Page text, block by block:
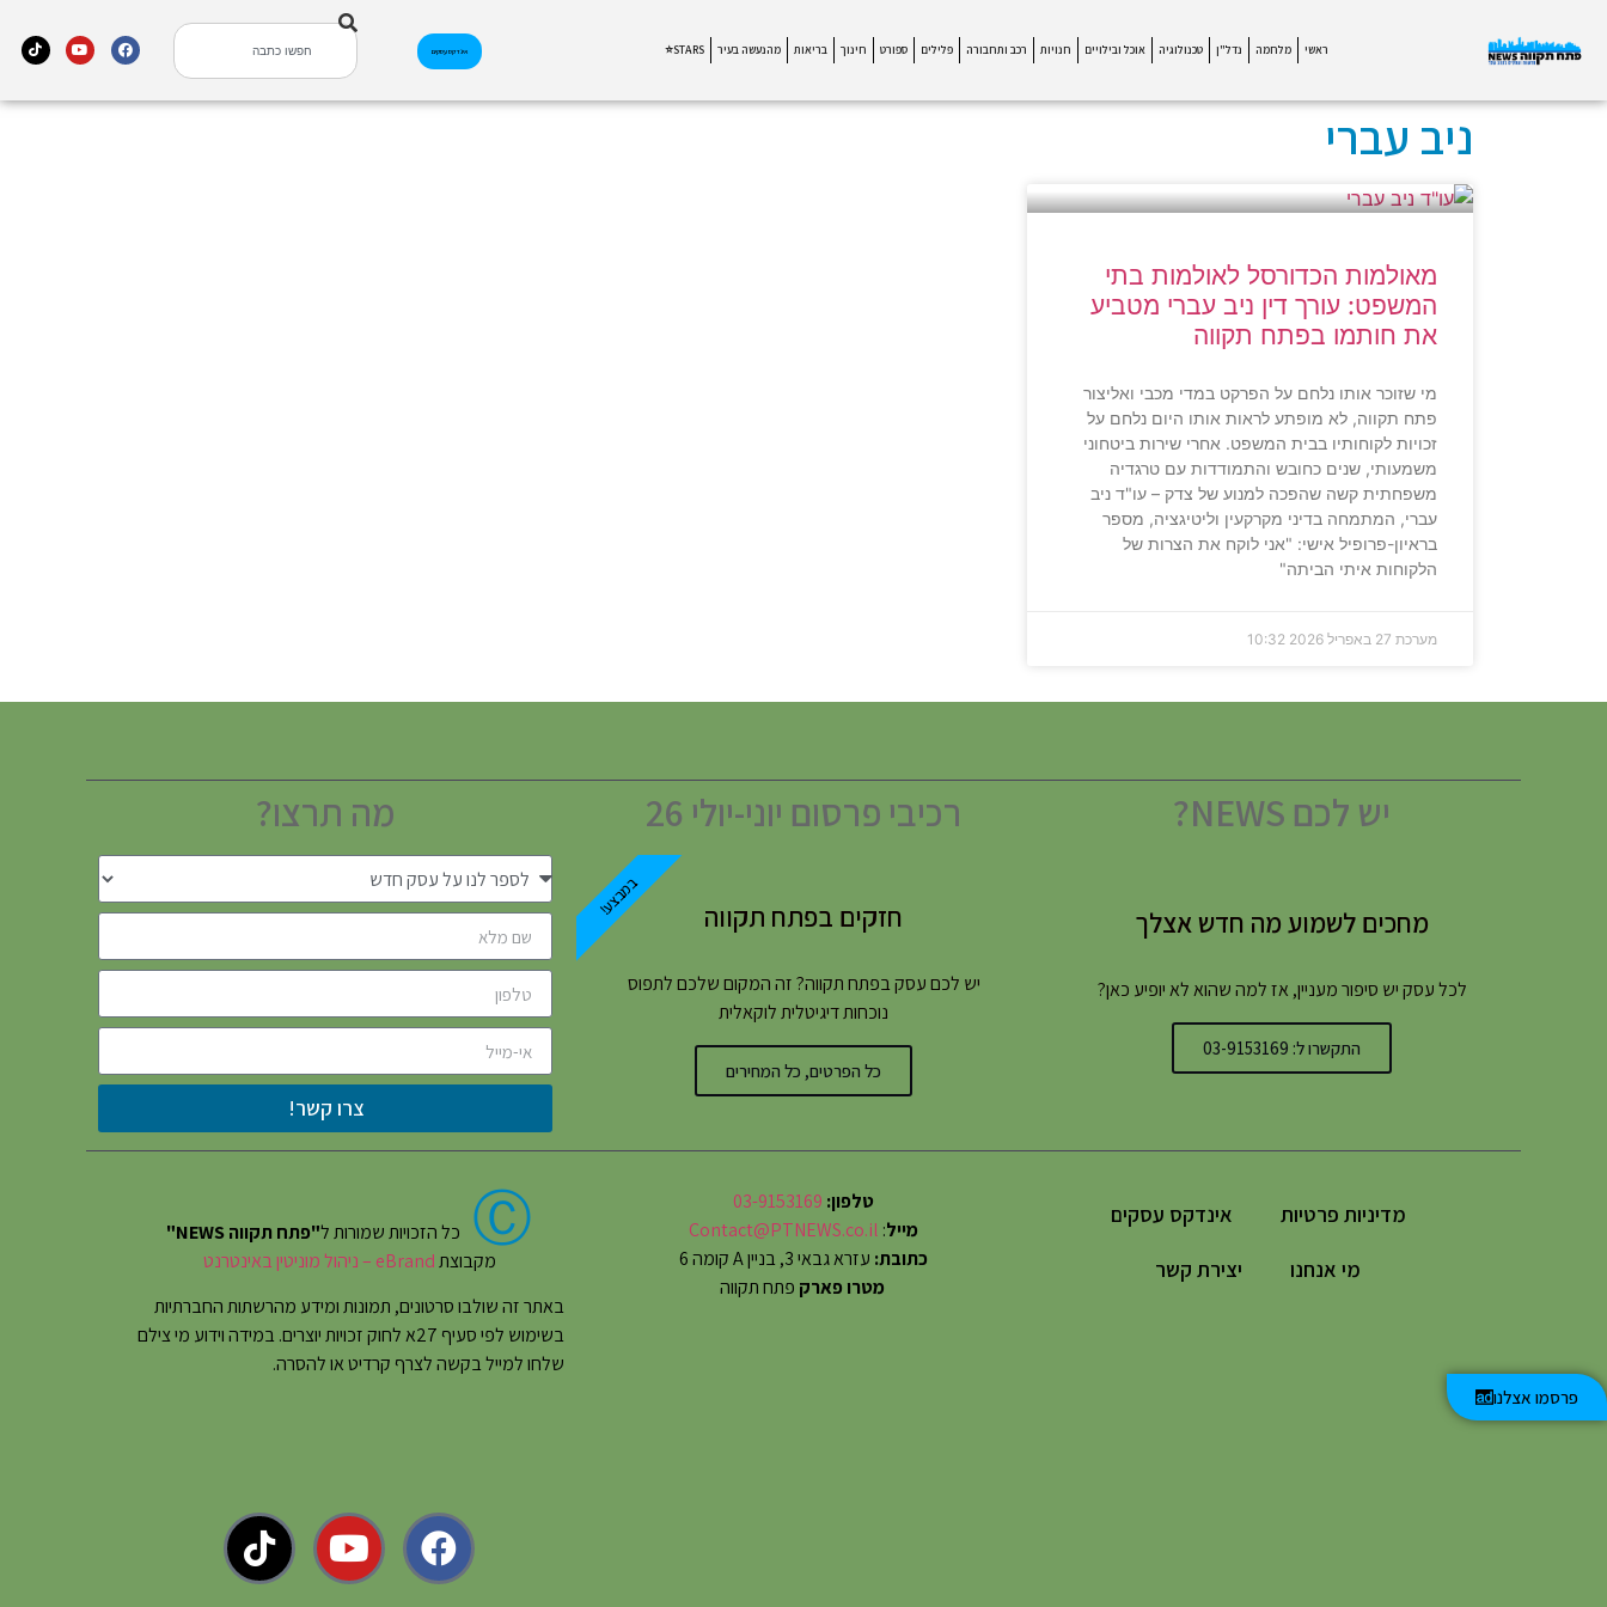
ראשי מלחמה נדל"ן טכנולוגיה אוכל ובילויים חנויות רכב ותחבורה פלילים ספורט חינוך בריאות מהנעשה בעיר STARS⭐ אינדקס עסקים
ניב עברי
מאולמות הכדורסל לאולמות בתי
המשפט: עורך דין ניב עברי מטביע
את חותמו בפתח תקווה
מי שזוכר אותו נלחם על הפרקט במדי מכבי ואליצור
פתח תקווה, לא מופתע לראות אותו היום נלחם על
זכויות לקוחותיו בבית המשפט. אחרי שירות ביטחוני
משמעותי, שנים כחובש והתמודדות עם טרגדיה
משפחתית קשה שהפכה למנוע של צדק – עו"ד ניב
עברי, המתמחה בדיני מקרקעין וליטיגציה, מספר
בראיון-פרופיל אישי: "אני לוקח את הצרות של
הלקוחות איתי הביתה"
מערכת 27 באפריל 2026 10:32
פרסמו אצלנו
יש לכם NEWS?
מחכים לשמוע מה חדש אצלך
לכל עסק יש סיפור מעניין, אז למה שהוא לא יופיע כאן?
התקשרו ל: 03-9153169
רכיבי פרסום יוני-יולי 26
חזקים בפתח תקווה
יש לכם עסק בפתח תקווה? זה המקום שלכם לתפוס
נוכחות דיגיטלית לוקאלית
כל הפרטים, כל המחירים
במבצע!
מה תרצו?
צרו קשר!
מדיניות פרטיות
אינדקס עסקים
מי אנחנו
יצירת קשר
טלפון: 03-9153169
מייל:
Contact@PTNEWS.co.il
כתובת: עזרא גבאי 3, בניין A קומה 6
מטרו פארק פתח תקווה
Ⓒ כל הזכויות שמורות ל"פתח תקווה NEWS"
מקבוצתeBrand – ניהול מוניטין באינטרנט
באתר זה שולבו סרטונים, תמונות ומידע מהרשתות החברתיות
בשימוש לפי סעיף 27א לחוק זכויות יוצרים. במידה וידוע מי צילם
שלחו למייל בקשה לצרף קרדיט או להסרה.